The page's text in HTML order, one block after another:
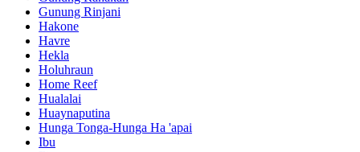
Gunung Rinjani
Hakone
Havre
Hekla
Holuhraun
Home Reef
Hualalai
Huaynaputina
Hunga Tonga-Hunga Ha 'apai
Ibu